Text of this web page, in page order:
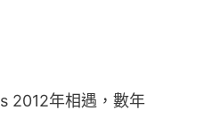
2012年相遇，數年